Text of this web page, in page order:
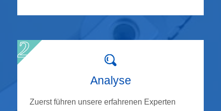
Analyse
Zuerst führen unsere erfahrenen Experten